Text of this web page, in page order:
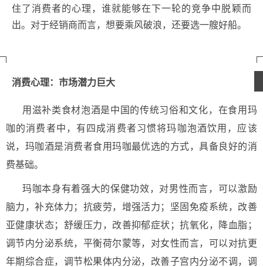
住了消费者的心理，谁就能够在下一轮的竞争中脱颖而
出。对于经销商而言，想要乘风破浪，还要选一艘好船。
消费心理：市场潜力巨大
用滋补类食材泡酒是中国的传统习俗和文化，在食用玛
咖的消费者中，有四成消费者习惯将玛咖泡酒饮用，应该
说，玛咖酒是消费者食用玛咖最优选的方式，具备良好的消
费基础。
玛咖本身有着强大的保健功效，对男性而言，可以激励
脑力，补充体力；抗疲劳，增强活力；坚固免疫系统，改善
亚健康状态；舒缓压力，改善抑郁症状；抗氧化，降血脂；
调节内分泌系统，平衡荷尔蒙等，对女性而言，可以对抗更
年期综合症，调节松果体内分泌，改善子宫内分泌不调，调